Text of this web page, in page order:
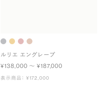
ルリエ エングレーブ
¥138,000 〜 ¥187,000
表示商品： ¥172,000